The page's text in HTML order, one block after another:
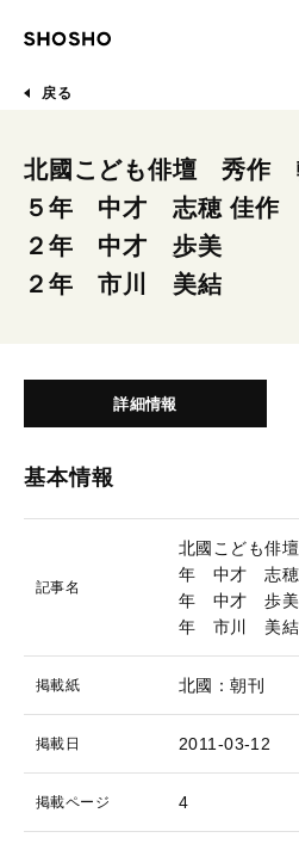
戻る
北國こども俳壇 秀作
５年 中才 志穂 佳作
２年 中才 歩美 輪
２年 市川 美結
詳細情報
基本情報
記事名
北國こども俳
年 中才 志穂
年 中才 歩
年 市川 美結
掲載紙 北國：朝刊
掲載日 2011-03-12
掲載ページ 4